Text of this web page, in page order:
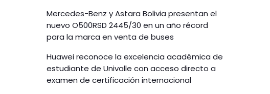
Mercedes-Benz y Astara Bolivia presentan el
nuevo O500RSD 2445/30 en un año récord
para la marca en venta de buses
Huawei reconoce la excelencia académica de
estudiante de Univalle con acceso directo a
examen de certificación internacional